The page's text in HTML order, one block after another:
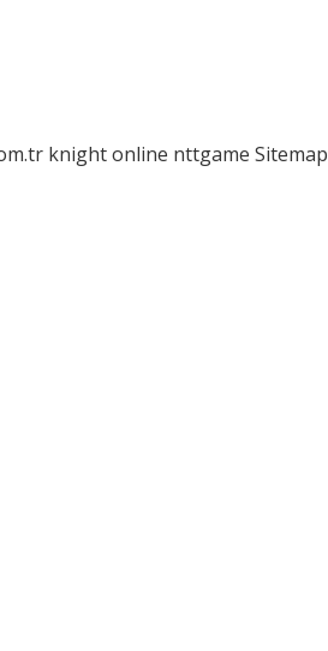
knight online nttgame Sitemap